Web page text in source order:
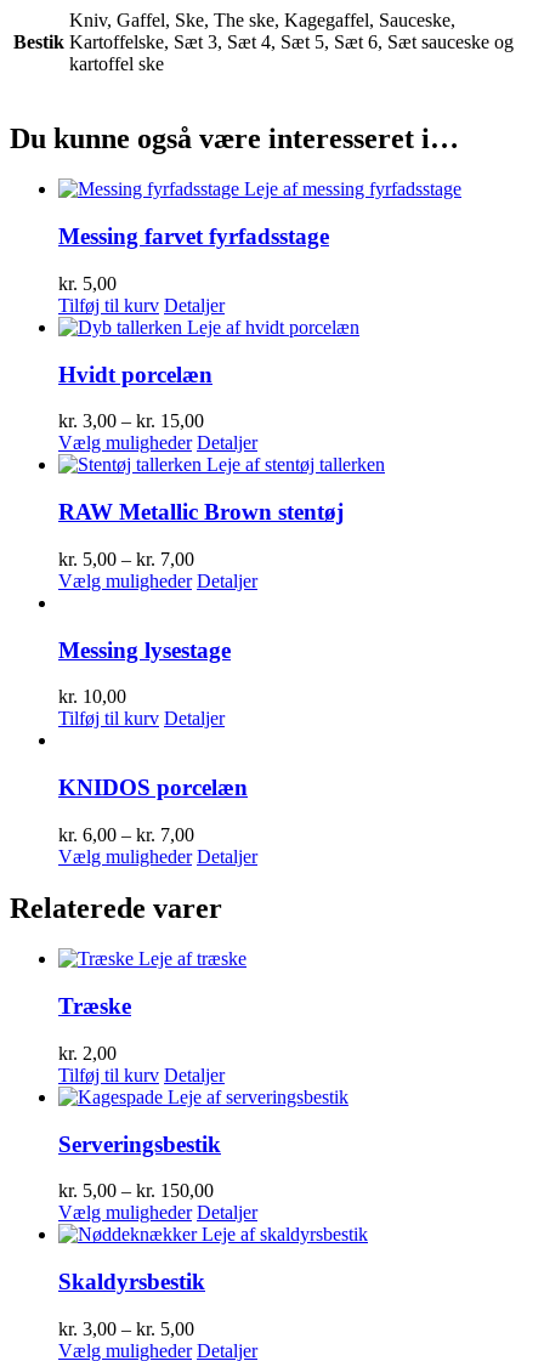
Bestik
Kniv, Gaffel, Ske, The ske, Kagegaffel, Sauceske,
Kartoffelske, Sæt 3, Sæt 4, Sæt 5, Sæt 6, Sæt sauceske og
kartoffel ske
Du kunne også være interesseret i…
Messing farvet fyrfadsstage
kr. 5,00
Tilføj til kurv Detaljer
Hvidt porcelæn
kr. 3,00 – kr. 15,00Prisinterval:
kr. 3,00
til
Vælg muligheder Dette
vare
flere
varianter.
kan
vælges
Detaljer
RAW Metallic Brown stentøj
kr. 5,00 – kr. 7,00Prisinterval:
kr. 5,00
Vælg muligheder Dette
flere
varianter.
kan
vælges
varesiden
Detaljer
Messing lysestage
kr. 10,00
Tilføj til kurv Detaljer
KNIDOS porcelæn
kr. 6,00 – kr. 7,00Prisinterval:
kr. 6,00
Vælg muligheder Dette
flere
Mulighederne
Detaljer
Relaterede varer
Træske
kr. 2,00
Tilføj til kurv Detaljer
Serveringsbestik
kr. 5,00 – kr. 150,00Prisinterval:
kr. 5,00
til
Vælg muligheder Dette
vare
flere
varianter.
kan
Detaljer
Skaldyrsbestik
kr. 3,00 – kr. 5,00Prisinterval:
kr. 3,00
Vælg muligheder Dette
Detaljer